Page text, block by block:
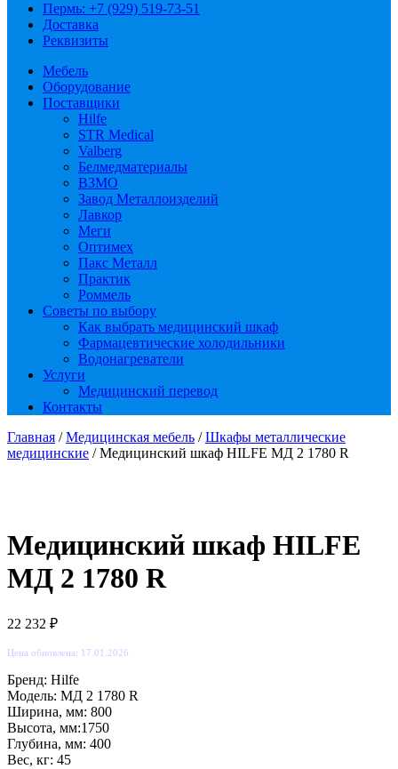
Пермь: +7 (929) 519-73-51
Доставка
Реквизиты
Мебель
Оборудование
Поставщики
Hilfe
STR Medical
Valberg
Белмедматериалы
ВЗМО
Завод Металлоизделий
Лавкор
Меги
Оптимех
Пакс Металл
Практик
Роммель
Советы по выбору
Как выбрать медицинский шкаф
Фармацевтические холодильники
Водонагреватели
Услуги
Медицинский перевод
Контакты
Главная /Медицинская мебель /Шкафы металлические
медицинские / Медицинский шкаф HILFE МД 2 1780 R
Медицинский шкаф HILFE
МД 2 1780 R
22 232 ₽
Цена обновлена: 17.01.2026
Бренд: Hilfe
Модель: МД 2 1780 R
Ширина, мм: 800
Высота, мм:1750
Глубина, мм: 400
Вес, кг: 45